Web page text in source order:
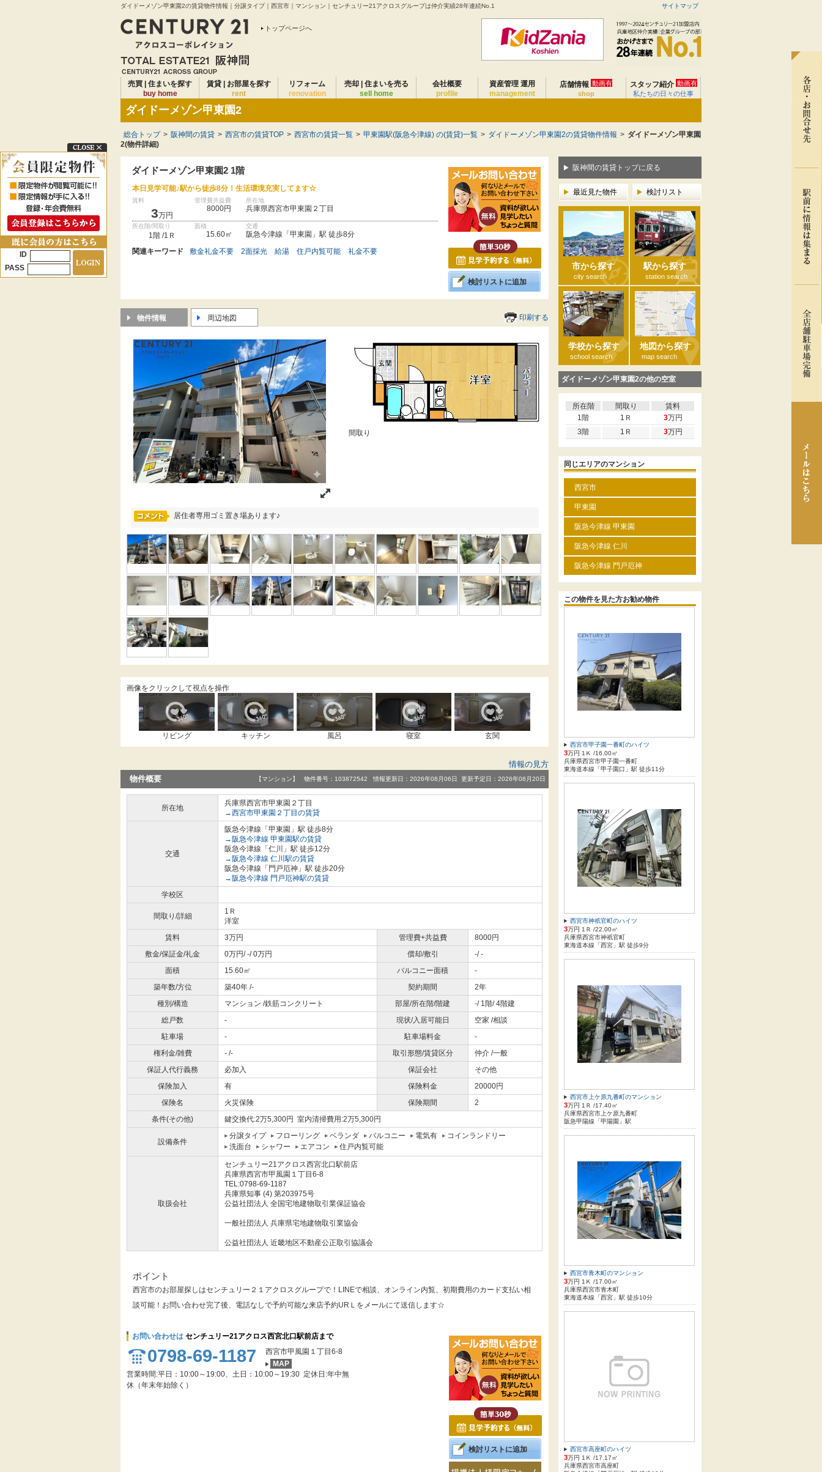
ダイドーメゾン甲東園2の賃貸物件情報｜分譲タイプ｜西宮市｜マンション｜センチュリー21アクロスグループは仲介実績28年連続No.1 サイトマップ
トップページへ
売買 | 住まいを探す
buy home
賃貸 | お部屋を探す
rent
リフォーム
renovation
売却 | 住まいを売る
sell home
会社概要
profile
資産管理 運用
management
店舗情報 動画有
shop
スタッフ紹介 動画有
私たちの日々の仕事
ダイドーメゾン甲東園2
総合トップ > 阪神間の賃貸 > 西宮市の賃貸TOP > 西宮市の賃貸一覧 > 甲東園駅(阪急今津線) の(賃貸)一覧 > ダイドーメゾン甲東園2の賃貸物件情報 > ダイドーメゾン甲東園
2(物件詳細)
ダイドーメゾン甲東園2 1階
本日見学可能♪駅から徒歩8分！生活環境充実してます☆
賃料
3万円
管理費共益費
8000円
所在地
兵庫県西宮市甲東園２丁目
所在階/間取り
1階 /1Ｒ
面積
15.60㎡
交通
阪急今津線「甲東園」駅 徒歩8分
関連キーワード
敷金礼金不要 2面採光 給湯 住戸内覧可能 礼金不要
検討リストに追加
物件情報 周辺地図 印刷する
間取り
居住者専用ゴミ置き場あります♪
画像をクリックして視点を操作
リビング キッチン 風呂 寝室 玄関
情報の見方
物件概要
【マンション】 物件番号：103872542 情報更新日：2026年08月06日 更新予定日：2026年08月20日
所在地
兵庫県西宮市甲東園２丁目
→西宮市甲東園２丁目の賃貸
交通
阪急今津線「甲東園」駅 徒歩8分
→阪急今津線 甲東園駅の賃貸
阪急今津線「仁川」駅 徒歩12分
→阪急今津線 仁川駅の賃貸
阪急今津線「門戸厄神」駅 徒歩20分
→阪急今津線 門戸厄神駅の賃貸
学校区
間取り/詳細
1Ｒ
洋室
賃料
3万円 管理費+共益費
8000円
敷金/保証金/礼金
0万円/ -/ 0万円 償却/敷引
-/ -
面積
15.60㎡ バルコニー面積
-
築年数/方位
築40年 /- 契約期間
2年
種別/構造
マンション /鉄筋コンクリート 部屋/所在階/階建
-/ 1階/ 4階建
総戸数
- 現状/入居可能日
空家 /相談
駐車場
- 駐車場料金
-
権利金/雑費
- /- 取引形態/賃貸区分
仲介 /一般
保証人代行義務
必加入 保証会社
その他
保険加入
有 保険料金
20000円
保険名
火災保険 保険期間
2
条件(その他)
鍵交換代:2万5,300円 室内清掃費用:2万5,300円
設備条件
分譲タイプ フローリング ベランダ バルコニー 電気有
コインランドリー
洗面台
シャワー エアコン 住戸内覧可能
取扱会社
センチュリー21アクロス西宮北口駅前店
兵庫県西宮市甲風園１丁目6-8
TEL:0798-69-1187
兵庫県知事 (4) 第203975号
公益社団法人 全国宅地建物取引業保証協会
一般社団法人 兵庫県宅地建物取引業協会
公益社団法人 近畿地区不動産公正取引協議会
ポイント
西宮市のお部屋探しはセンチュリー２１アクロスグループで！LINEで相談、オンライン内覧、初期費用のカード支払い相
談可能！お問い合わせ完了後、電話なしで予約可能な来店予約URＬをメールにて送信します☆
お問い合わせは センチュリー21アクロス西宮北口駅前店まで
0798-69-1187
西宮市甲風園１丁目6-8
MAP
営業時間:平日：10:00～19:00、土日：10:00～19:30 定休日:年中無
休（年末年始除く）
検討リストに追加
阪神間の賃貸トップに戻る
最近見た物件 検討リスト
市から探す
city search
駅から探す
station search
学校から探す
school search
地図から探す
map search
ダイドーメゾン甲東園2の他の空室
所在階 間取り
賃料
1階
1Ｒ 3万円
3階
1Ｒ 3万円
同じエリアのマンション
西宮市
甲東園
阪急今津線 甲東園
阪急今津線 仁川
阪急今津線 門戸厄神
この物件を見た方お勧め物件
西宮市甲子園一番町のハイツ
3万円 1Ｋ /16.00㎡
兵庫県西宮市甲子園一番町
東海道本線「甲子園口」駅 徒歩11分
西宮市神祇官町のハイツ
3万円 1Ｒ /22.00㎡
兵庫県西宮市神祇官町
東海道本線「西宮」駅 徒歩9分
西宮市上ケ原九番町のマンション
3万円 1Ｒ /17.40㎡
兵庫県西宮市上ケ原九番町
阪急甲陽線「甲陽園」駅
西宮市青木町のマンション
3万円 1Ｋ /17.00㎡
兵庫県西宮市青木町
東海道本線「西宮」駅 徒歩10分
西宮市高座町のハイツ
3万円 1Ｋ /17.17㎡
兵庫県西宮市高座町
ID
PASS